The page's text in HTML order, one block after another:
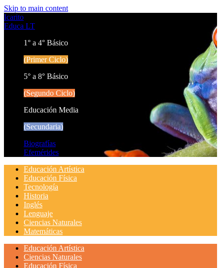
Skip to main content
Icarito
Educa LT
1° a 4° Básico
(Primer Ciclo)
5° a 8° Básico
(Segundo Ciclo)
Educación Media
(Secundaria)
Biografías
Efemérides
Educación Artística
Educación Física
Tecnología
Historia
Inglés
Lenguaje
Ciencias Naturales
Matemáticas
Educación Artística
Ciencias Naturales
Educación Física